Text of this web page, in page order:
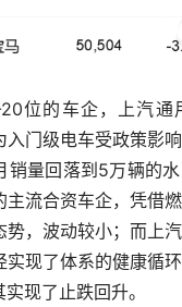
位的车企，上汽通
入门级电车受政策影
销量回落到5万辆的
主流合资车企，凭借
势，波动较小；而上
实现了体系的健康循
现了止跌回升。